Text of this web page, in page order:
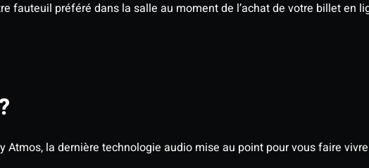
fauteuil préféré dans la salle au moment de l’achat de votre billet en
Atmos, la dernière technologie audio mise au point pour vous faire